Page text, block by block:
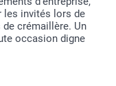
les invités lors de
crémaillère. Un
occasion digne